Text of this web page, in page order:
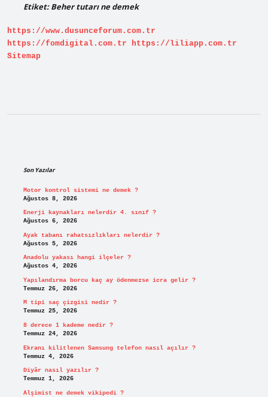
Etiket:Beher tutarı ne demek
https://www.dusunceforum.com.tr
https://fomdigital.com.tr
https://liliapp.com.tr
Sitemap
Son Yazılar
Motor kontrol sistemi ne demek ?
Ağustos 8, 2026
Enerji kaynakları nelerdir 4. sınıf ?
Ağustos 6, 2026
Ayak tabanı rahatsızlıkları nelerdir ?
Ağustos 5, 2026
Anadolu yakası hangi ilçeler ?
Ağustos 4, 2026
Yapılandırma borcu kaç ay ödenmezse icra gelir ?
Temmuz 26, 2026
M tipi saç çizgisi nedir ?
Temmuz 25, 2026
8 derece 1 kademe nedir ?
Temmuz 24, 2026
Ekranı kilitlenen Samsung telefon nasıl açılır ?
Temmuz 4, 2026
Diyâr nasıl yazılır ?
Temmuz 1, 2026
Alşimist ne demek vikipedi ?